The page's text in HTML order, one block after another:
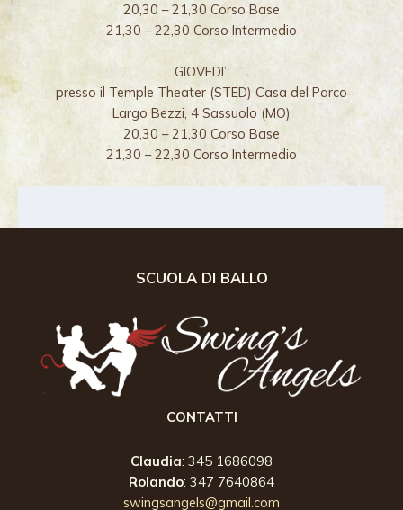
20,30 – 21,30 Corso Base
21,30 – 22,30 Corso Intermedio
GIOVEDI’:
presso il Temple Theater (STED) Casa del Parco
Largo Bezzi, 4 Sassuolo (MO)
20,30 – 21,30 Corso Base
21,30 – 22,30 Corso Intermedio
SCUOLA DI BALLO
CONTATTI
Claudia: 345 1686098
Rolando: 347 7640864
swingsangels@gmail.com